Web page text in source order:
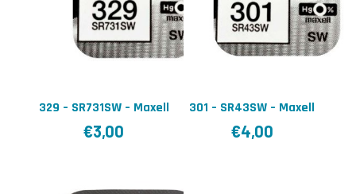
329 – SR731SW – Maxell
€3,00
301 – SR43SW – Maxell
€4,00